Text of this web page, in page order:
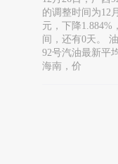
的调整时间为12
元，下降1.884%
间，还有0天。
92号汽油最新平
海南，价